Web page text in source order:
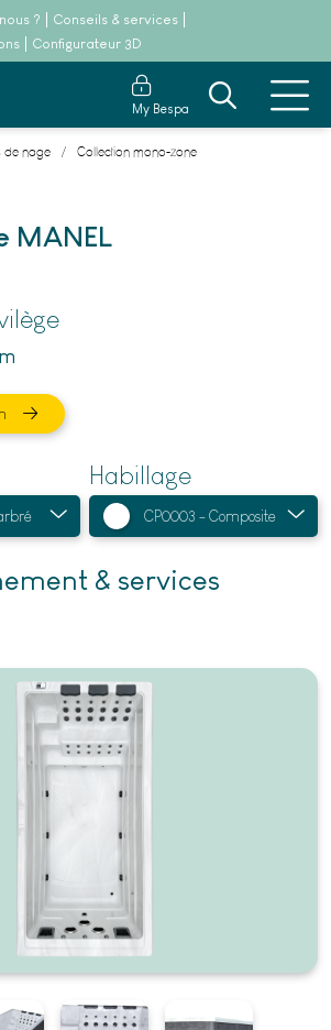
?
Conseils & services
Configurateur 3D
My Bespa
de nage
Collection mono-zone
MANEL
Habillage
& services